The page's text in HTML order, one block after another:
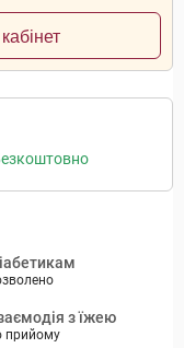
з їжею
прийому